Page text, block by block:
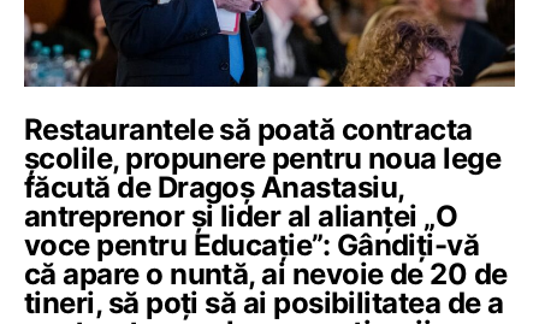
Restaurantele să poată contracta
școlile, propunere pentru noua lege
făcută de Dragoș Anastasiu,
antreprenor și lider al alianței „O
voce pentru Educație”: Gândiți-vă
că apare o nuntă, ai nevoie de 20 de
tineri, să poți să ai posibilitatea de a